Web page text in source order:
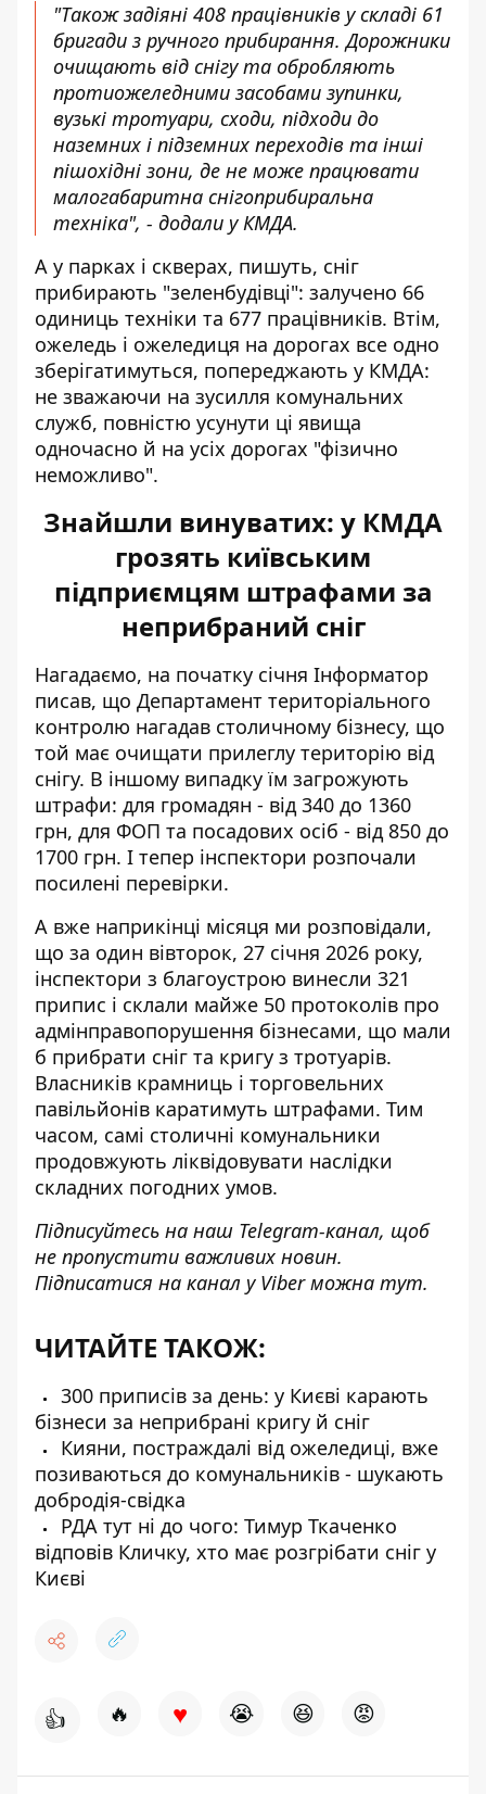
"Також задіяні 408 працівників у складі 61
бригади з ручного прибирання. Дорожники
очищають від снігу та обробляють
протиожеледними засобами зупинки,
вузькі тротуари, сходи, підходи до
наземних і підземних переходів та інші
пішохідні зони, де не може працювати
малогабаритна снігоприбиральна
техніка", - додали у КМДА.
А у парках і скверах, пишуть, сніг
прибирають "зеленбудівці": залучено 66
одиниць техніки та 677 працівників. Втім,
ожеледь і ожеледиця на дорогах все одно
зберігатимуться, попереджають у КМДА:
не зважаючи на зусилля комунальних
служб, повністю усунути ці явища
одночасно й на усіх дорогах "фізично
неможливо".
Знайшли винуватих: у КМДА
грозять київським
підприємцям штрафами за
неприбраний сніг
Нагадаємо, на початку січня Інформатор
писав, що Департамент територіального
контролю нагадав столичному бізнесу, що
той має очищати прилеглу територію від
снігу. В іншому випадку їм загрожують
штрафи: для громадян - від 340 до 1360
грн, для ФОП та посадових осіб - від 850 до
1700 грн. І тепер інспектори розпочали
посилені перевірки.
А вже наприкінці місяця ми розповідали,
що за один вівторок, 27 січня 2026 року,
інспектори з благоустрою винесли 321
припис і склали майже 50 протоколів про
адмінправопорушення бізнесами, що мали
б прибрати сніг та кригу з тротуарів.
Власників крамниць і торговельних
павільйонів каратимуть штрафами. Тим
часом, самі столичні комунальники
продовжують ліквідовувати наслідки
складних погодних умов.
Підписуйтесь на наш Telegram-канал, щоб
не пропустити важливих новин.
Підписатися на канал у Viber можна тут.
ЧИТАЙТЕ ТАКОЖ:
300 приписів за день: у Києві карають
бізнеси за неприбрані кригу й сніг
Кияни, постраждалі від ожеледиці, вже
позиваються до комунальників - шукають
добродія-свідка
РДА тут ні до чого: Тимур Ткаченко
відповів Кличку, хто має розгрібати сніг у
Києві
👍 🔥 ♥ 😭 😆 😡